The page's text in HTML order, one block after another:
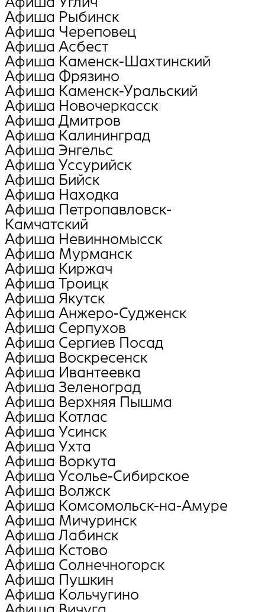
Афиша Рыбинск
Афиша Череповец
Афиша Асбест
Афиша Каменск-Шахтинский
Афиша Фрязино
Афиша Каменск-Уральский
Афиша Новочеркасск
Афиша Дмитров
Афиша Калининград
Афиша Энгельс
Афиша Уссурийск
Афиша Бийск
Афиша Находка
Афиша Петропавловск-
Камчатский
Афиша Невинномысск
Афиша Мурманск
Афиша Киржач
Афиша Троицк
Афиша Якутск
Афиша Анжеро-Судженск
Афиша Серпухов
Афиша Сергиев Посад
Афиша Воскресенск
Афиша Ивантеевка
Афиша Зеленоград
Афиша Верхняя Пышма
Афиша Котлас
Афиша Усинск
Афиша Ухта
Афиша Воркута
Афиша Усолье-Сибирское
Афиша Волжск
Афиша Комсомольск-на-Амуре
Афиша Мичуринск
Афиша Лабинск
Афиша Кстово
Афиша Солнечногорск
Афиша Пушкин
Афиша Кольчугино